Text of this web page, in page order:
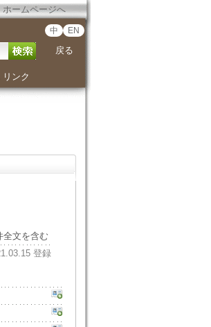
ホームページへ
中 EN
戻る
リンク
文を含む
登録